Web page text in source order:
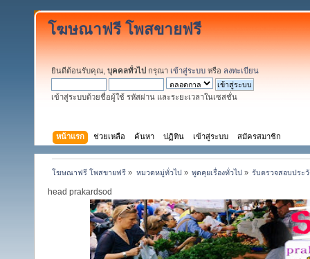
โฆษณาฟรี โพสขายฟรี
ยินดีต้อนรับคุณ, บุคคลทั่วไป กรุณา เข้าสู่ระบบ หรือ ลงทะเบียน
เข้าสู่ระบบด้วยชื่อผู้ใช้ รหัสผ่าน และระยะเวลาในเซสชั่น
หน้าแรก ช่วยเหลือ ค้นหา ปฏิทิน เข้าสู่ระบบ สมัครสมาชิก
โฆษณาฟรี โพสขายฟรี » หมวดหมู่ทั่วไป» พูดคุยเรื่องทั่วไป» รับตรวจสอบประ
head prakardsod